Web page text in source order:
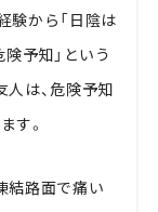
験から「日陰は
険予知」という
は、危険予知
す。
結路面で痛い